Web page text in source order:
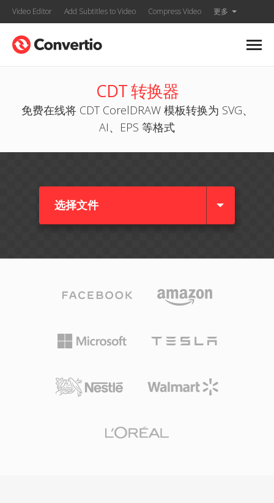
Video Editor Add Subtitles to Video Compress Video 更多
CDT 转换器
免费在线将 CDT CorelDRAW 模板转换为 SVG、
AI、EPS 等格式
选择文件